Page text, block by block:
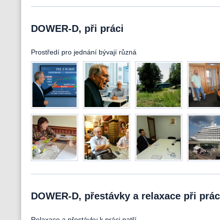
DOWER-D, při práci
Prostředí pro jednání bývají různá
DOWER-D, přestávky a relaxace při